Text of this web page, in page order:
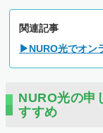
関連記事
▶NURO光でオン
NURO光の申
すすめ